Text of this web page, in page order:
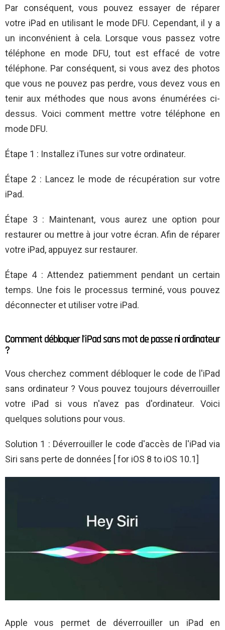
Par conséquent, vous pouvez essayer de réparer
votre iPad en utilisant le mode DFU. Cependant, il y a
un inconvénient à cela. Lorsque vous passez votre
téléphone en mode DFU, tout est effacé de votre
téléphone. Par conséquent, si vous avez des photos
que vous ne pouvez pas perdre, vous devez vous en
tenir aux méthodes que nous avons énumérées ci-
dessus. Voici comment mettre votre téléphone en
mode DFU.
Étape 1 : Installez iTunes sur votre ordinateur.
Étape 2 : Lancez le mode de récupération sur votre
iPad.
Étape 3 : Maintenant, vous aurez une option pour
restaurer ou mettre à jour votre écran. Afin de réparer
votre iPad, appuyez sur restaurer.
Étape 4 : Attendez patiemment pendant un certain
temps. Une fois le processus terminé, vous pouvez
déconnecter et utiliser votre iPad.
Comment débloquer l'iPad sans mot de passe ni ordinateur
?
Vous cherchez comment débloquer le code de l'iPad
sans ordinateur ? Vous pouvez toujours déverrouiller
votre iPad si vous n'avez pas d'ordinateur. Voici
quelques solutions pour vous.
Solution 1 : Déverrouiller le code d'accès de l'iPad via
Siri sans perte de données [ for iOS 8 to iOS 10.1]
Apple vous permet de déverrouiller un iPad en